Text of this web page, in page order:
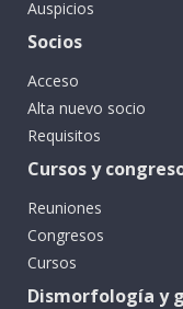
Auspicios
Socios
Acceso
Alta nuevo socio
Requisitos
Cursos y
Reuniones
Congresos
Cursos
Dismorfología y